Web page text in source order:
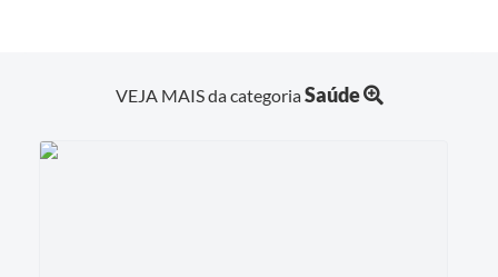
VEJA MAIS da categoriaSaúde